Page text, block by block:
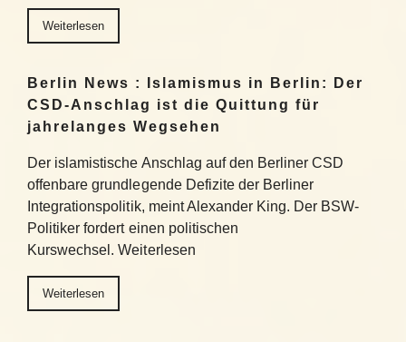
Weiterlesen
Berlin News : Islamismus in Berlin: Der
CSD-Anschlag ist die Quittung für
jahrelanges Wegsehen
Der islamistische Anschlag auf den Berliner CSD
offenbare grundlegende Defizite der Berliner
Integrationspolitik, meint Alexander King. Der BSW-
Politiker fordert einen politischen
Kurswechsel. Weiterlesen
Weiterlesen